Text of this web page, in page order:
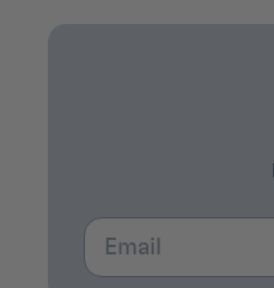
Email